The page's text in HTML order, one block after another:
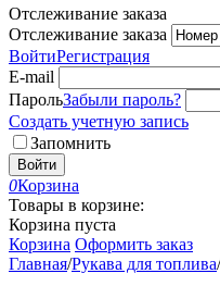
Отслеживание заказа
Отслеживание заказа
ВойтиРегистрация
E-mail
ПарольЗабыли пароль?
Создать учетную запись
Запомнить
Войти
0Корзина
Товары в корзине:
Корзина пуста
Корзина Оформить заказ
Главная/Рукава для топлива/